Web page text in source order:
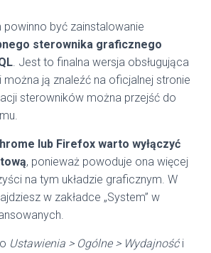
być zainstalowanie
sterownika graficznego
. Jest to finalna wersja obsługująca
można ją znaleźć na oficjalnej stronie
sterowników można przejść do
lub Firefox warto wyłączyć
, ponieważ powoduje ona więcej
na tym układzie graficznym. W
w zakładce „System” w
Ustawienia > Ogólne > Wydajnośći